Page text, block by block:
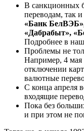
В санкционных
переводам, так
«Банк
«Дабрабыт»,
Подробнее в
Проблемы не
Например, 4 мая
отключении
валютные
С конца апреля
входящие
Пока без
и при этом не